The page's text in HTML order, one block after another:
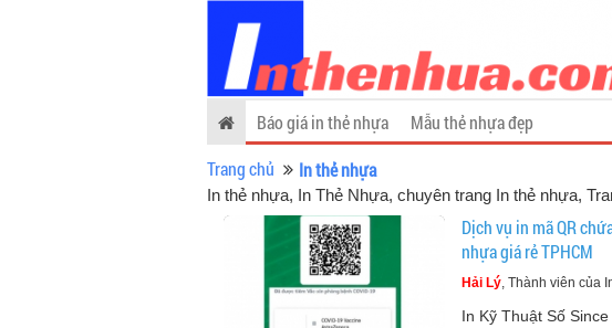
Báo giá in thẻ nhựa Mẫu thẻ nhựa đẹp
Trang chủ
In thẻ nhựa
In thẻ nhựa, In Thẻ Nhựa, chuyên trang In thẻ nhựa,
Dịch vụ in mã QR
nhựa giá rẻ TPHCM
Hải Lý, Thành viên của
In Kỹ Thuật Số